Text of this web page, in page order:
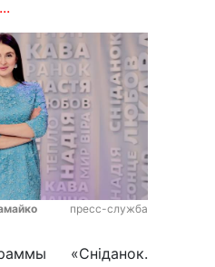
пресс-служба
«Сніданок.